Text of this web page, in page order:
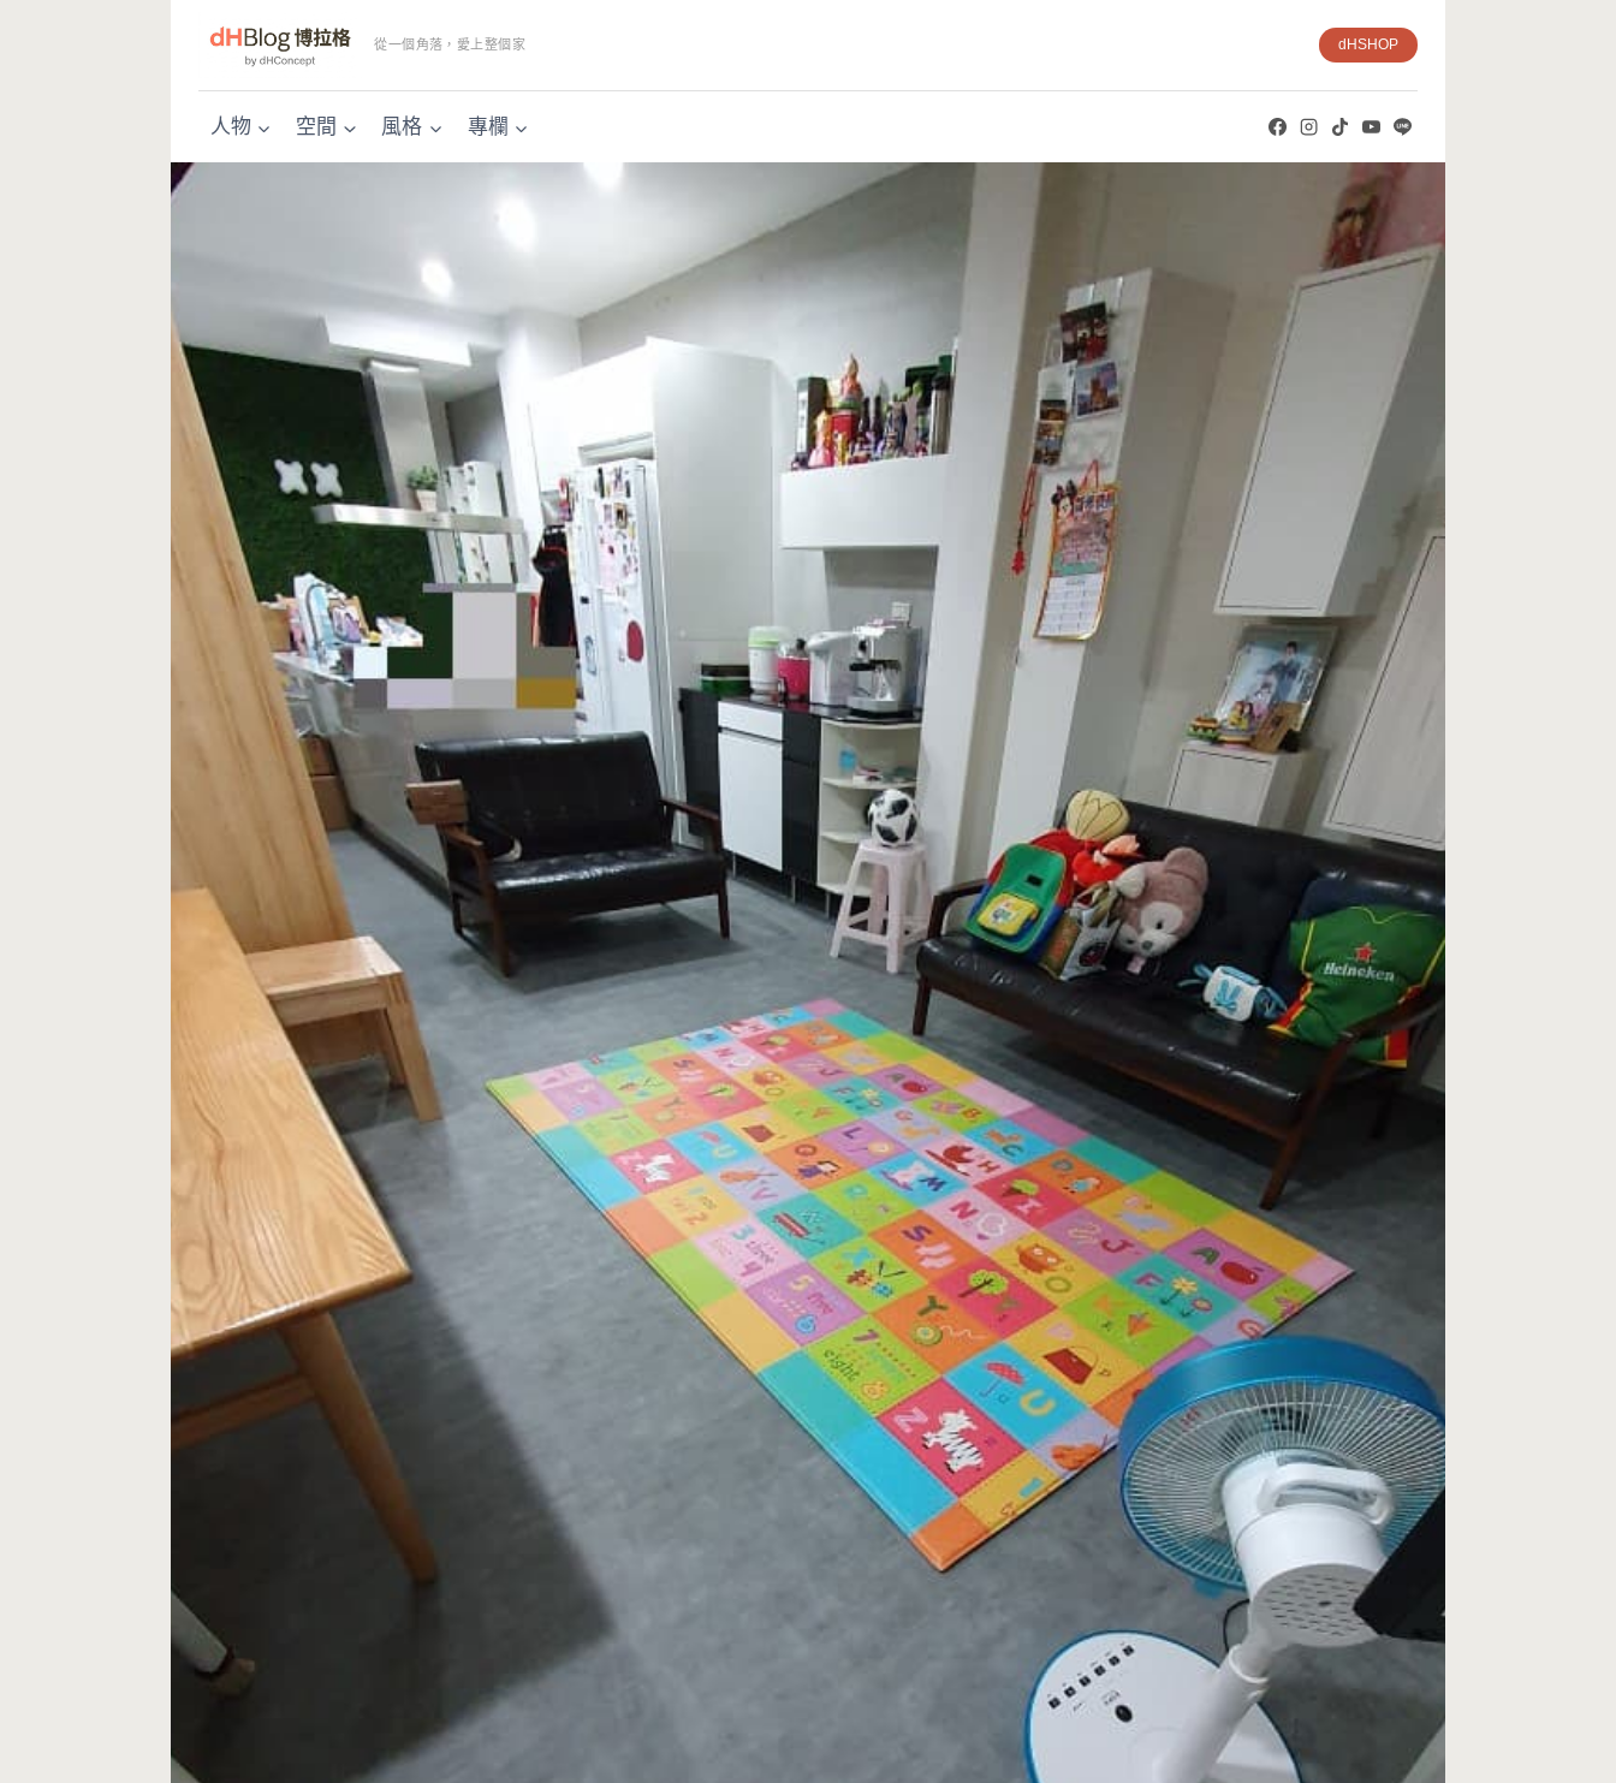
從一個角落，愛上整個家 dHSHOP
人物 空間 風格 專欄